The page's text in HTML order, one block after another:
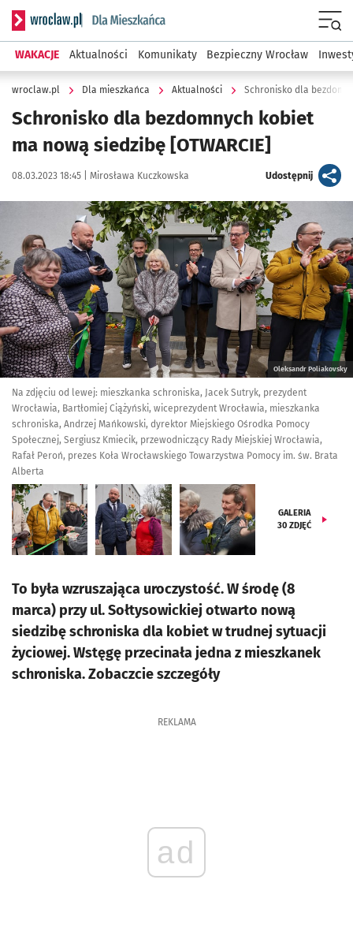
Serwis informacyjny wroclaw.pl podserwis: Dla mieszkańca
WAKACJE Aktualności Komunikaty Bezpieczny Wrocław
wroclaw.pl Dla mieszkańca Aktualności Schronisko dla
Schronisko dla bezdomnych kobiet
ma nową siedzibę [OTWARCIE]
Data publikacji:
08.03.2023 18:45 | Autor:
Mirosława Kuczkowska Udostępnijartykuł
Kliknij, aby zobaczyć galerię
Kliknij, aby powiększyć
Oleksandr Poliakovsky
Na zdjęciu od lewej: mieszkanka schroniska, Jacek Sutryk, prezydent
Wrocławia, Bartłomiej Ciążyński, wiceprezydent Wrocławia, mieszkanka
schroniska, Andrzej Mańkowski, dyrektor Miejskiego Ośrodka Pomocy
Społecznej, Sergiusz Kmiecik, przewodniczący Rady Miejskiej Wrocławia,
Rafał Peroń, prezes Koła Wrocławskiego Towarzystwa Pomocy im. św. Brata
Alberta
GALERIA
30 ZDJĘĆ
To była wzruszająca uroczystość. W środę (8
marca) przy ul. Sołtysowickiej otwarto nową
siedzibę schroniska dla kobiet w trudnej sytuacji
życiowej. Wstęgę przecinała jedna z mieszkanek
schroniska. Zobaczcie szczegóły
REKLAMA
ad